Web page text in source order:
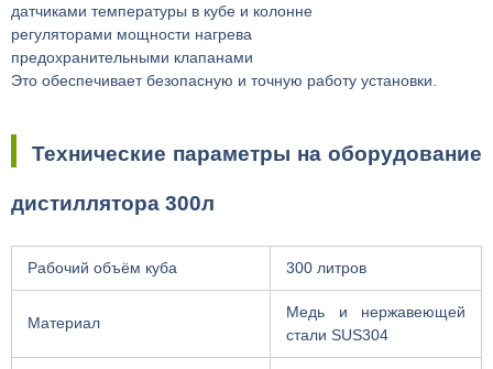
датчиками температуры в кубе и колонне
регуляторами мощности нагрева
предохранительными клапанами
Это обеспечивает безопасную и точную работу установки.
Технические параметры на оборудование
дистиллятора 300л
Рабочий объём куба 300 литров
Материал
Медь и нержавеющей
стали SUS304